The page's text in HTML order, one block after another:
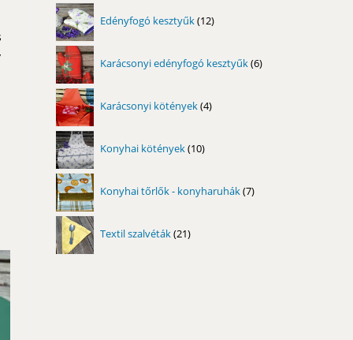
Edényfogó kesztyűk 12
termék
Karácsonyi edényfogó kesztyűk 6
termék
Karácsonyi kötények 4
termék
Konyhai kötények 10
termék
Konyhai tőrlők - konyharuhák 7
termék
Textil szalvéták 21
termék